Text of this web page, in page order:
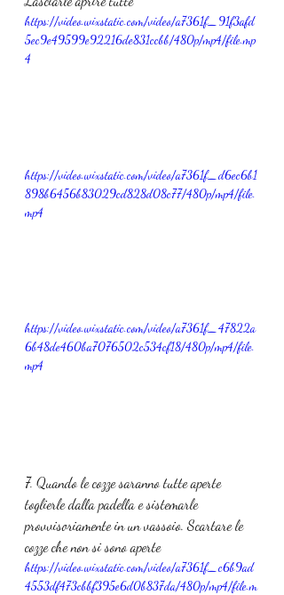
https://video.wixstatic.com/video/a7361f_91f3afd
5ec9e49599e92216de831ccbb/480p/mp4/file.mp
4
https://video.wixstatic.com/video/a7361f_d6ec6b1
898b6456b83029cd828d08c77/480p/mp4/file.
mp4
https://video.wixstatic.com/video/a7361f_47822a
6b48de460ba7076502c534cf18/480p/mp4/file.
mp4
7. Quando le cozze saranno tutte aperte
toglierle dalla padella e sistemarle
provvisoriamente in un vassoio. Scartare le
cozze che non si sono aperte
https://video.wixstatic.com/video/a7361f_c6b9ad
4553df473cbbf395e6d0b837da/480p/mp4/file.m